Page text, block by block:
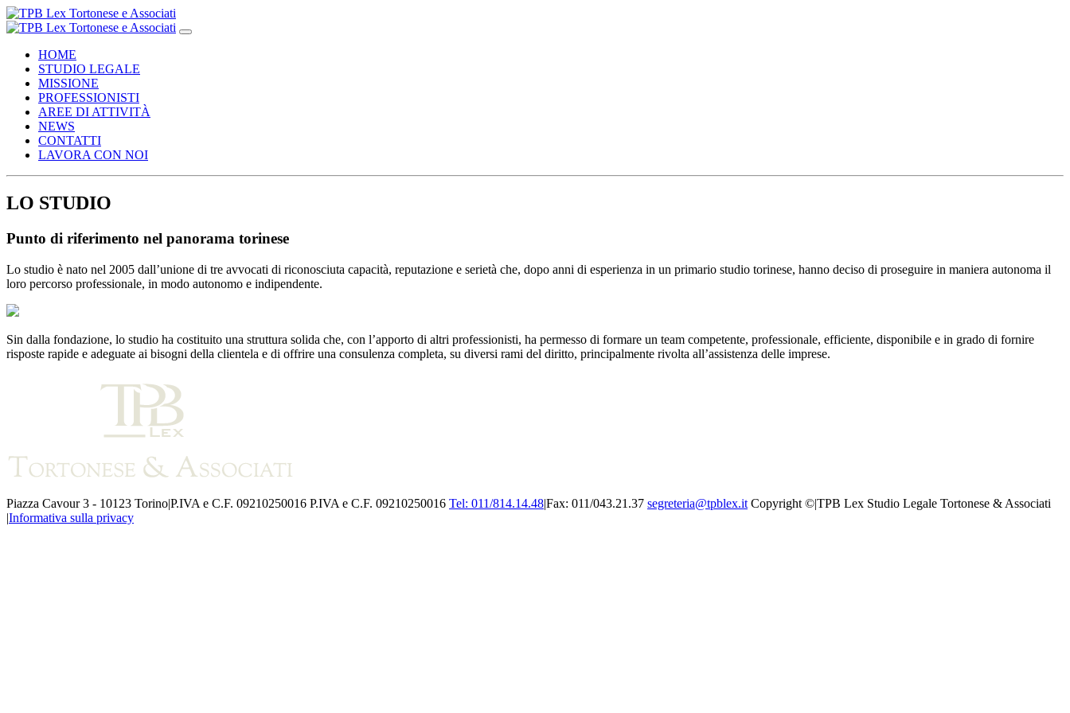
HOME
STUDIO LEGALE
MISSIONE
PROFESSIONISTI
AREE DI ATTIVITÀ
NEWS
CONTATTI
LAVORA CON NOI
LO STUDIO
Punto di riferimento nel panorama torinese
Lo studio è nato nel 2005 dall’unione di tre avvocati di riconosciuta capacità, reputazione e serietà che, dopo anni di esperienza in un primario studio torinese, hanno deciso di proseguire in maniera autonoma il
loro percorso professionale, in modo autonomo e indipendente.
Sin dalla fondazione, lo studio ha costituito una struttura solida che, con l’apporto di altri professionisti, ha permesso di formare un team competente, professionale, efficiente, disponibile e in grado di fornire
risposte rapide e adeguate ai bisogni della clientela e di offrire una consulenza completa, su diversi rami del diritto, principalmente rivolta all’assistenza delle imprese.
Piazza Cavour 3 - 10123 Torino|P.IVA e C.F. 09210250016 P.IVA e C.F. 09210250016 Tel: 011/814.14.48|Fax: 011/043.21.37 segreteria@tpblex.it Copyright ©|TPB Lex Studio Legale Tortonese & Associati
|Informativa sulla privacy